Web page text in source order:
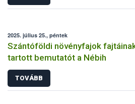
2025. július 25., péntek
Szántóföldi növényfajok
tartott bemutatót a Nébih
TOVÁBB